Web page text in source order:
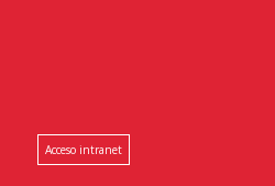
Acceso intranet